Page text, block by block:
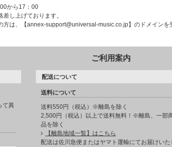
から17：00
し上げております。
方は、【annex-support@universal-music.co.jp】のドメイン
ご利用案内
て異
配送について
送料について
送料550円（税込）※離島を除く
2,500円（税込）以上で送料無料！※離島、一部
品を除く
【離島地域一覧】はこちら
配送は佐川急便またはヤマト運輸にてお届けいた